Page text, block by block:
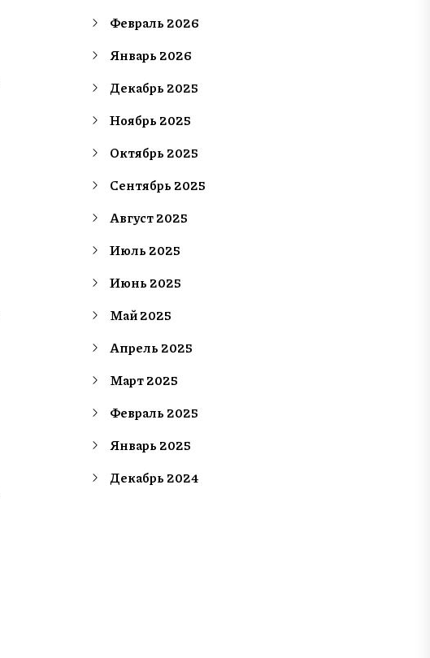
Февраль 2026
Январь 2026
Декабрь 2025
Ноябрь 2025
Октябрь 2025
Сентябрь 2025
Август 2025
Июль 2025
Июнь 2025
Май 2025
Апрель 2025
Март 2025
Февраль 2025
Январь 2025
Декабрь 2024